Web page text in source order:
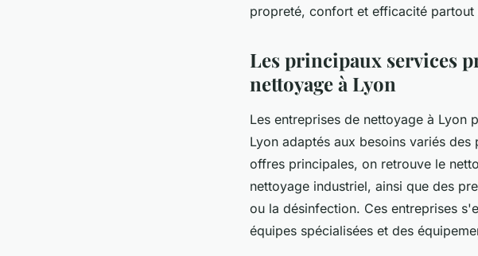
propreté, confort et efficacité partout
Les principaux services
nettoyage à Lyon
Les entreprises de nettoyage à Lyon
Lyon adaptés aux besoins variés
offres principales, on retrouve le
nettoyage industriel, ainsi que des
ou la désinfection. Ces entreprises
équipes spécialisées et des